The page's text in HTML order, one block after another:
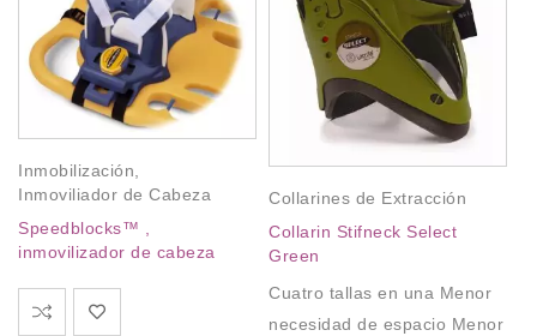
Inmobilización,
Inmoviliador de Cabeza
Speedblocks™ ,
inmovilizador de cabeza
Collarines de Extracción
Collarin Stifneck Select
Green
Cuatro tallas en una Menor
necesidad de espacio Menor